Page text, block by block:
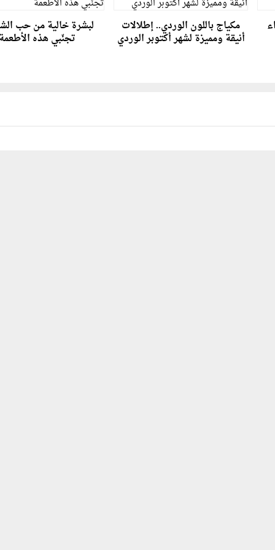
مكياج باللون الوردي.. إطلالات
أنيقة ومميزة لشهر أكتوبر الوردي
لبشرة خالية من حب
تجنّبي هذه